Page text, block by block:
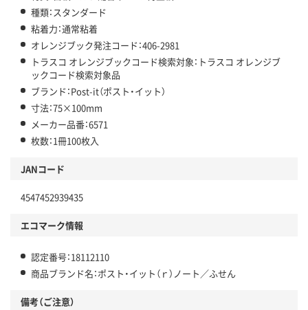
種類：スタンダード
粘着力：通常粘着
オレンジブック発注コード：406-2981
トラスコ オレンジブックコード検索対象：トラスコ オレンジブ
ックコード検索対象品
ブランド：Post-it（ポスト・イット）
寸法：75×100mm
メーカー品番：6571
枚数：1冊100枚入
JANコード
4547452939435
エコマーク情報
認定番号：18112110
商品ブランド名：ポスト・イット（ｒ）ノート／ふせん
備考（ご注意）